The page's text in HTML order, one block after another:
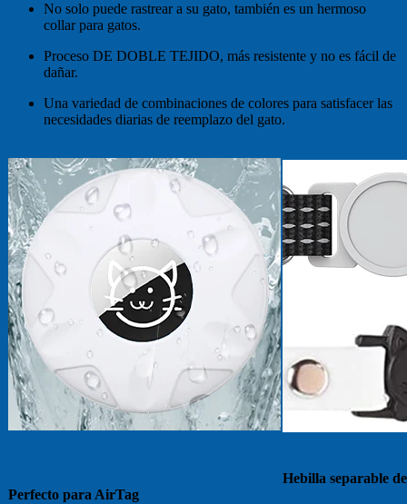
No solo puede rastrear a su gato, también es un hermoso
collar para gatos.
Proceso DE DOBLE TEJIDO, más resistente y no es fácil de
dañar.
Una variedad de combinaciones de colores para satisfacer las
necesidades diarias de reemplazo del gato.
Perfecto para AirTag
Hebilla separable